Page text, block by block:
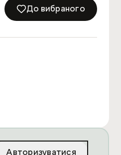
До вибраного
Авторизуватися